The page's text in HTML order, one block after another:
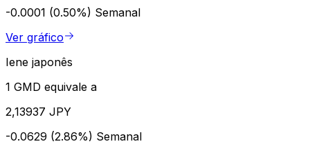
-0.0001 (0.50%) Semanal
Ver gráfico
Iene japonês
1 GMD equivale a
2,13937 JPY
-0.0629 (2.86%) Semanal